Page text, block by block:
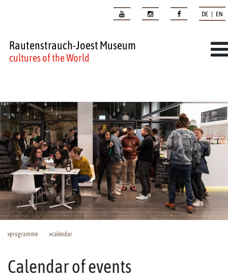
DE | EN
Rautenstrauch-Joest Museum
cultures of the World
programme calendar
Calendar of events